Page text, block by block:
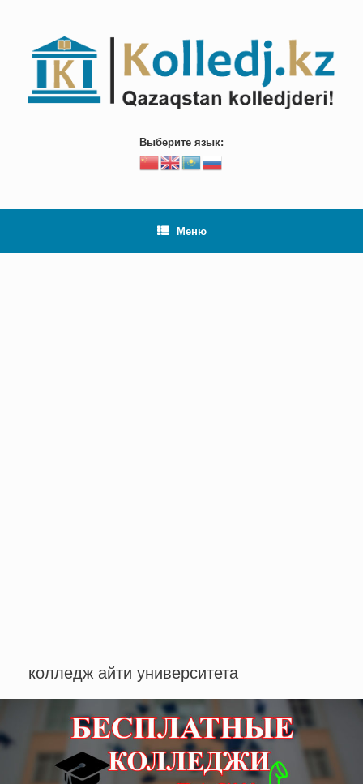
содержанию
Выберите язык:
Меню
колледж айти университета